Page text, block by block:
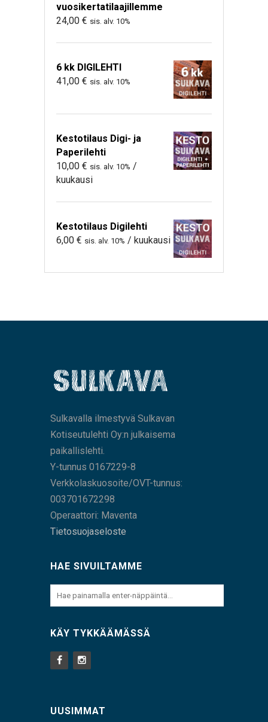
vuosikertatilaajillemme
24,00 € sis. alv. 10%
6 kk DIGILEHTI
41,00 € sis. alv. 10%
Kestotilaus Digi- ja
Paperilehti
10,00 € sis. alv. 10% /
kuukausi
Kestotilaus Digilehti
6,00 € sis. alv. 10% / kuukausi
Sulkavalla ilmestyvä Sulkavan
Kotiseutulehti Oy:n julkaisema
paikallislehti.
Y-tunnus 0167229-8
Verkkolaskuosoite/OVT-tunnus:
003701672298
Operaattori: Maventa
Tietosuojaseloste
HAE SIVUILTAMME
KÄY TYKKÄÄMÄSSÄ
UUSIMMAT